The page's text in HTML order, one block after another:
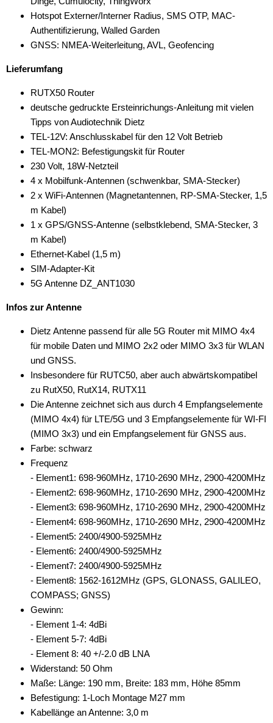
Hotspot Externer/Interner Radius, SMS OTP, MAC-
Authentifizierung, Walled Garden
GNSS: NMEA-Weiterleitung, AVL, Geofencing
Lieferumfang
RUTX50 Router
deutsche gedruckte Ersteinrichungs-Anleitung mit vielen
Tipps von Audiotechnik Dietz
TEL-12V: Anschlusskabel für den 12 Volt Betrieb
TEL-MON2: Befestigungskit für Router
230 Volt, 18W-Netzteil
4 x Mobilfunk-Antennen (schwenkbar, SMA-Stecker)
2 x WiFi-Antennen (Magnetantennen, RP-SMA-Stecker, 1,5
m Kabel)
1 x GPS/GNSS-Antenne (selbstklebend, SMA-Stecker, 3
m Kabel)
Ethernet-Kabel (1,5 m)
SIM-Adapter-Kit
5G Antenne DZ_ANT1030
Infos zur Antenne
Dietz Antenne passend für alle 5G Router mit MIMO 4x4
für mobile Daten und MIMO 2x2 oder MIMO 3x3 für WLAN
und GNSS.
Insbesondere für RUTC50, aber auch abwärtskompatibel
zu RutX50, RutX14, RUTX11
Die Antenne zeichnet sich aus durch 4 Empfangselemente
(MIMO 4x4) für LTE/5G und 3 Empfangselemente für WI-FI
(MIMO 3x3) und ein Empfangselement für GNSS aus.
Farbe: schwarz
Frequenz
- Element1: 698-960MHz, 1710-2690 MHz, 2900-4200MHz
- Element2: 698-960MHz, 1710-2690 MHz, 2900-4200MHz
- Element3: 698-960MHz, 1710-2690 MHz, 2900-4200MHz
- Element4: 698-960MHz, 1710-2690 MHz, 2900-4200MHz
- Element5: 2400/4900-5925MHz
- Element6: 2400/4900-5925MHz
- Element7: 2400/4900-5925MHz
- Element8: 1562-1612MHz (GPS, GLONASS, GALILEO,
COMPASS; GNSS)
Gewinn:
- Element 1-4: 4dBi
- Element 5-7: 4dBi
- Element 8: 40 +/-2.0 dB LNA
Widerstand: 50 Ohm
Maße: Länge: 190 mm, Breite: 183 mm, Höhe 85mm
Befestigung: 1-Loch Montage M27 mm
Kabellänge an Antenne: 3,0 m